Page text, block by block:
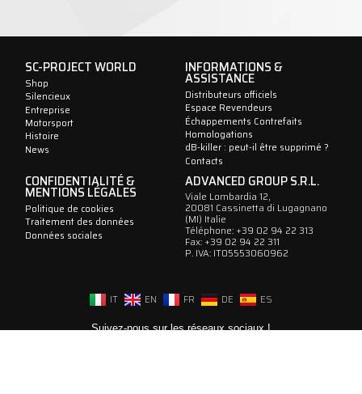
SC-PROJECT WORLD
Shop
Silencieux
Entreprise
Motorsport
Histoire
News
INFORMATIONS &
ASSISTANCE
Distributeurs officiels
Espace Revendeurs
Échappements Contrefaits
Homologations
dB-killer : peut-il être supprimé ?
Contacts
CONFIDENTIALITÉ &
MENTIONS LÉGALES
Politique de cookies
Traitement des données
Données sociales
ADVANCED GROUP S.R.L.
Viale Lombardia 12,
20081 Cassinetta di Lugagnano
(MI) Italie
Téléphone: +39 02 94 22 313
Fax: +39 02 94 22 311
P. IVA: IT05553060962
IT EN FR DE ES
Suivez-nous sur les réseaux sociaux !